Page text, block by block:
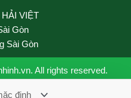
VIỆT
Gòn
Sài Gòn
All rights reserved.